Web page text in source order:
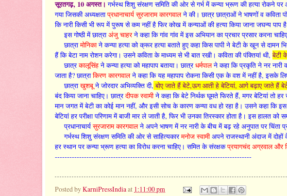
सूरतगढ़, 10 अगस्त। गर्भस्थ शिशु संरक्षण समिति की ओर से गर्भ में कन्या भ्रूण की हत्या रोकने पर
गया जिसकी अध्यक्षताप्रधानाचार्य सुरजाराम कारगवालने की। छात्र छात्राओं ने भाषणों व कविता
कि नारी किसी भी रूप में पुरूष से कम नहीं है फिर कोख में कन्याओं की हत्या किया जाना जघन्य पाप है
इस गोष्ठी में छात्राअंजु चाहरने कहा कि गांव गांव में इस अभियान का प्रचार प्रसार करना
छात्रामोनिकाने कन्या हत्या को क्रूर हत्या बताते हुए कहा किस पापी ने बेटी के खून से दामन
हैं कि बेटा नाम रोशन करेगा। उसने कविता के माध्यम से भी बात रखी। कविता की पंक्तियां थी, बेटी
छात्रकालूसिंह ने कन्या हत्या को महापाप बताया। छात्रधर्मपालने कहा कि प्रकृति ने नर नारी
जाता है? छात्राकिरण कारगवालने कहा कि यह महापाप रोकना किसी एक के वश में नहीं है, इसके
छात्राखुशबूने जोरदार अभिव्यक्ति दी, बोए जाते हैं बेटे,ऊग आती हे बेटियां, आगे बढ़ाए जाते हैं
बंद किया जाना चाहिए। छात्रदीपक स्वामीने कहा कि बेटे निर्थक घूमते फिरते हैं, मगर बेटियां तो
मान जगत में बेटी का कोई मान नहीं, और इसी सोच के कारण कन्या वध हो रहा है। उसने कहा कि
बेटियां हर परीक्षा परिणाम में बाजी मार ले जाती है, फिर भी उनका तिरस्कार होता है। इस हालत को
प्रधानाचार्य सुरजाराम कारगवालने अपने भाषण में नर नारी के बीच में बढ़ रहे अनुपात पर चिंता
गर्भस्थ शिशु संरक्षण समिति की ओर से साहित्यकारमनोज स्वामीअपने राजस्थानी अंदाज में दोहों
हर स्थान पर कन्या भ्रूण हत्या का विरोध करना चाहिए। समित के संरक्षकप्रयागचंद अग्रवाल और
---------------------------------------------------------------------------------
Posted byKarniPressIndiaat 1:11:00 pm